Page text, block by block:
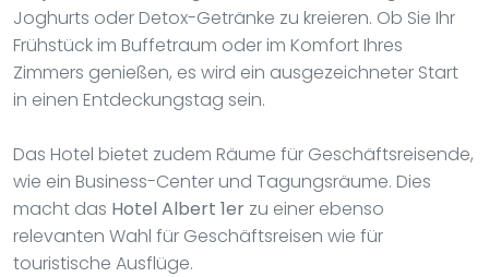
Joghurts oder Detox-Getränke zu kreieren. Ob Sie Ihr
Frühstück im Buffetraum oder im Komfort Ihres
Zimmers genießen, es wird ein ausgezeichneter Start
in einen Entdeckungstag sein.
Das Hotel bietet zudem Räume für Geschäftsreisende,
wie ein Business-Center und Tagungsräume. Dies
macht das Hotel Albert 1er zu einer ebenso
relevanten Wahl für Geschäftsreisen wie für
touristische Ausflüge.